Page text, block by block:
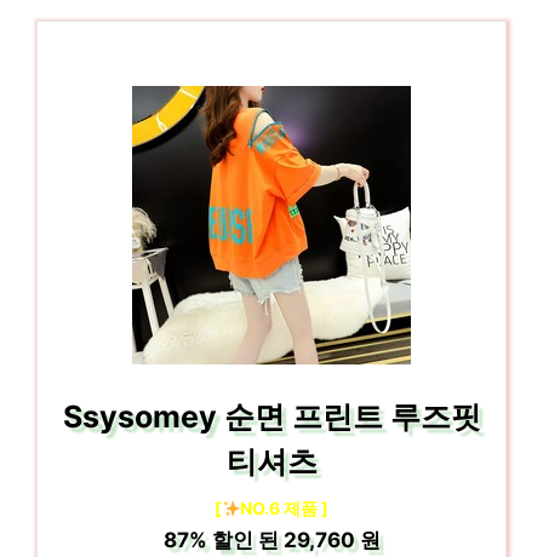
Ssysomey 순면 프린트 루즈핏
티셔츠
[ NO.6 제품 ]
87%할인 된29,760 원